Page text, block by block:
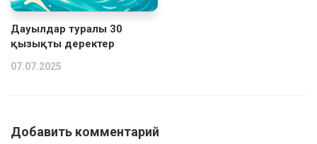
Дауылдар туралы 30
қызықты деректер
07.07.2025
Добавить комментарий